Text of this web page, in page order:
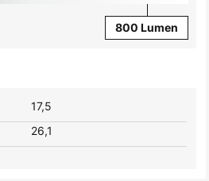
800 Lumen
17,5
26,1